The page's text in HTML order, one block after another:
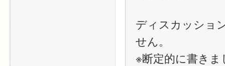
ディスカッショ
せん。​
※断定的に書き